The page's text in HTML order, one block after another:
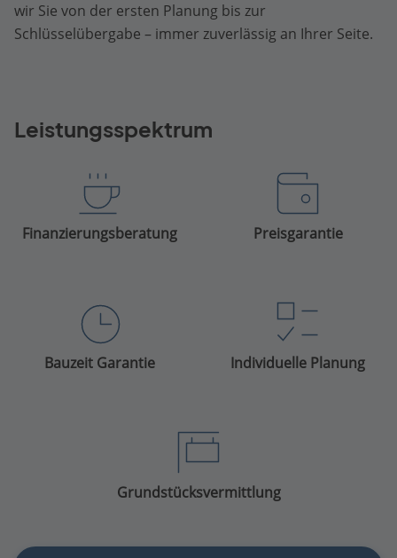
wir Sie von der ersten Planung bis zur
Schlüsselübergabe – immer zuverlässig an Ihrer Seite.
Leistungsspektrum
Finanzierungsberatung Preisgarantie
Bauzeit Garantie Individuelle Planung
Grundstücksvermittlung